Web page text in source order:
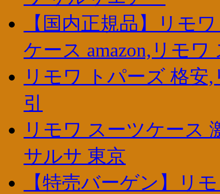
【国内正規品】リモ
ケース amazon,リモ
リモワ トパーズ 格安,
引
リモワ スーツケース
サルサ 東京
【特売バーゲン】リ